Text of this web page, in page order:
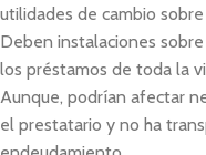
utilidades de cambio
Deben instalaciones
los préstamos de toda la
Aunque, podrían afectar
el prestatario y no ha